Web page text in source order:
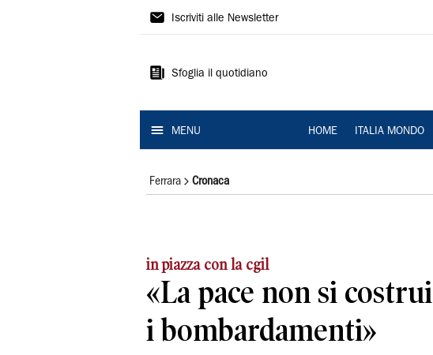
La
Ferrara
Iscriviti alle Newsletter
Sfoglia il quotidiano
MENU HOME ITALIA MONDO
Ferrara Cronaca
in piazza con la cgil
«La pace non si
i bombardamenti»